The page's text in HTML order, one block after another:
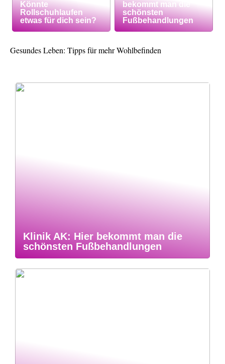
Könnte
Rollschuhlaufen
etwas für dich sein?
bekommt man die
schönsten
Fußbehandlungen
Gesundes Leben: Tipps für mehr Wohlbefinden
Klinik AK: Hier bekommt man die
schönsten Fußbehandlungen